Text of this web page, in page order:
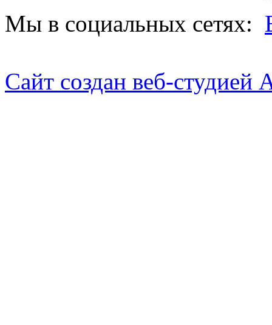
Мы в социальных сетях:
Сайт создан веб-студией